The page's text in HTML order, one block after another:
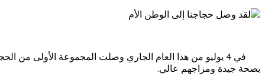
في 4 يوليو من هذا العام الجاري وصلت المجموعة الأولى
بصحة جيدة ومزاجهم عالي.